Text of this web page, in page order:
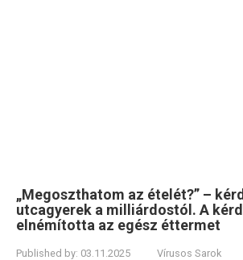
„Megoszthatom az ételét?” –
utcagyerek a milliárdostól. A
elnémította az egész éttermet
Published by: 03.11.2025 Vírusos Sarok